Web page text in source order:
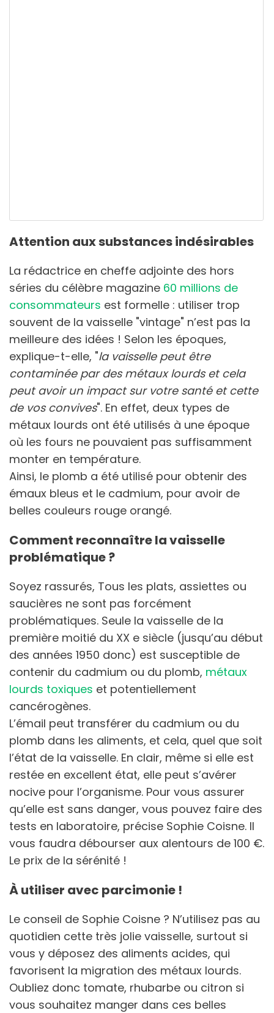
Attention aux substances indésirables
La rédactrice en cheffe adjointe des hors
séries du célèbre magazine 60 millions de
consommateurs est formelle : utiliser trop
souvent de la vaisselle "vintage" n’est pas la
meilleure des idées ! Selon les époques,
explique-t-elle, "la vaisselle peut être
contaminée par des métaux lourds et cela
peut avoir un impact sur votre santé et cette
de vos convives". En effet, deux types de
métaux lourds ont été utilisés à une époque
où les fours ne pouvaient pas suffisamment
monter en température.
Ainsi, le plomb a été utilisé pour obtenir des
émaux bleus et le cadmium, pour avoir de
belles couleurs rouge orangé.
Comment reconnaître la vaisselle
problématique ?
Soyez rassurés, Tous les plats, assiettes ou
saucières ne sont pas forcément
problématiques. Seule la vaisselle de la
première moitié du XX e siècle (jusqu’au début
des années 1950 donc) est susceptible de
contenir du cadmium ou du plomb, métaux
lourds toxiques et potentiellement
cancérogènes.
L’émail peut transférer du cadmium ou du
plomb dans les aliments, et cela, quel que soit
l’état de la vaisselle. En clair, même si elle est
restée en excellent état, elle peut s’avérer
nocive pour l’organisme. Pour vous assurer
qu’elle est sans danger, vous pouvez faire des
tests en laboratoire, précise Sophie Coisne. Il
vous faudra débourser aux alentours de 100 €.
Le prix de la sérénité !
À utiliser avec parcimonie !
Le conseil de Sophie Coisne ? N’utilisez pas au
quotidien cette très jolie vaisselle, surtout si
vous y déposez des aliments acides, qui
favorisent la migration des métaux lourds.
Oubliez donc tomate, rhubarbe ou citron si
vous souhaitez manger dans ces belles